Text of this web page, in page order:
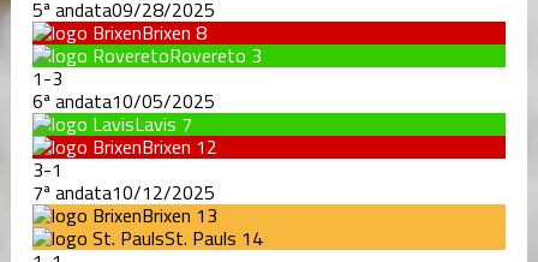
5ª andata09/28/2025
Brixen 8
Rovereto 3
1-3
6ª andata10/05/2025
Lavis 7
Brixen 12
3-1
7ª andata10/12/2025
Brixen 13
St. Pauls 14